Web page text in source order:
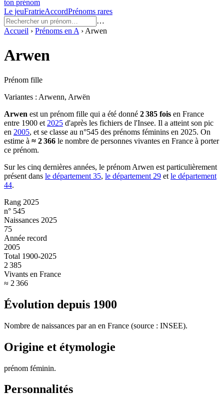
ton prénom
Le jeuFratrieAccordPrénoms rares
…
Accueil › Prénoms en A › Arwen
Arwen
Prénom fille
Variantes : Arwenn, Arwën
Arwen est un prénom fille qui a été donné 2 385 fois en France
entre 1900 et 2025 d'après les fichiers de l'Insee. Il a atteint son pic
en 2005, et se classe au n°545 des prénoms féminins en 2025. On
estime à ≈ 2 366 le nombre de personnes vivantes en France à porter
ce prénom.
Sur les cinq dernières années, le prénom Arwen est particulièrement
présent dans le département 35, le département 29 et le département
44.
Rang 2025
n° 545
Naissances 2025
75
Année record
2005
Total 1900-2025
2 385
Vivants en France
≈ 2 366
Évolution depuis 1900
Nombre de naissances par an en France (source : INSEE).
Origine et étymologie
prénom féminin.
Personnalités